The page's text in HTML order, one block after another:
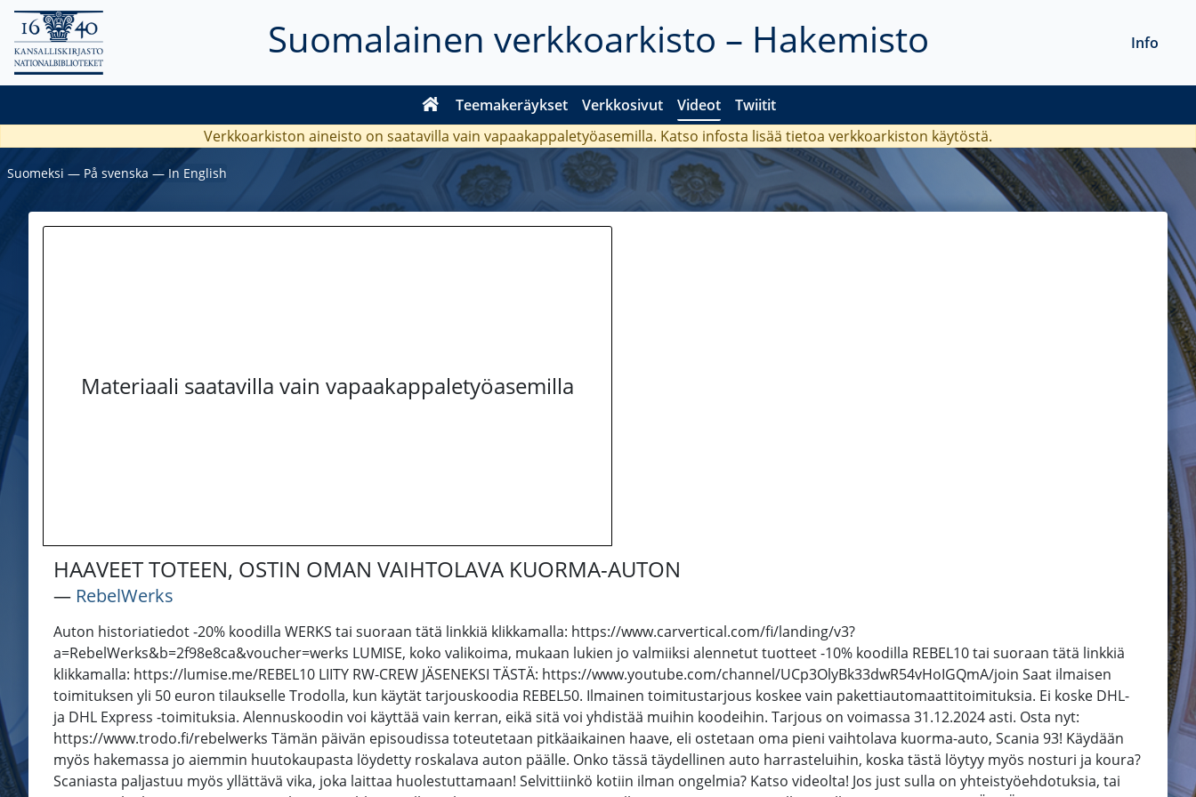
Suomalainen verkkoarkisto – Hakemisto
Teemakeräykset Verkkosivut Videot Twiitit
Info
Verkkoarkiston aineisto on saatavilla vain vapaakappaletyöasemilla. Katso infosta lisää tietoa verkkoarkiston käytöstä.
Suomeksi ― På svenska ― In English
Materiaali saatavilla vain vapaakappaletyöasemilla
HAAVEET TOTEEN, OSTIN OMAN VAIHTOLAVA KUORMA-AUTON
― RebelWerks
Auton historiatiedot -20% koodilla WERKS tai suoraan tätä linkkiä klikkamalla: https://www.carvertical.com/fi/landing/v3?
a=RebelWerks&b=2f98e8ca&voucher=werks LUMISE, koko valikoima, mukaan lukien jo valmiiksi alennetut tuotteet -10% koodilla REBEL10 tai suoraan tätä linkkiä
klikkamalla: https://lumise.me/REBEL10 LIITY RW-CREW JÄSENEKSI TÄSTÄ: https://www.youtube.com/channel/UCp3OlyBk33dwR54vHoIGQmA/join Saat ilmaisen
toimituksen yli 50 euron tilaukselle Trodolla, kun käytät tarjouskoodia REBEL50. Ilmainen toimitustarjous koskee vain pakettiautomaattitoimituksia. Ei koske DHL-
ja DHL Express -toimituksia. Alennuskoodin voi käyttää vain kerran, eikä sitä voi yhdistää muihin koodeihin. Tarjous on voimassa 31.12.2024 asti. Osta nyt:
https://www.trodo.fi/rebelwerks Tämän päivän episoudissa toteutetaan pitkäaikainen haave, eli ostetaan oma pieni vaihtolava kuorma-auto, Scania 93! Käydään
myös hakemassa jo aiemmin huutokaupasta löydetty roskalava auton päälle. Onko tässä täydellinen auto harrasteluihin, koska tästä löytyy myös nosturi ja koura?
Scaniasta paljastuu myös yllättävä vika, joka laittaa huolestuttamaan! Selvittiinkö kotiin ilman ongelmia? Katso videolta! Jos just sulla on yhteistyöehdotuksia, tai